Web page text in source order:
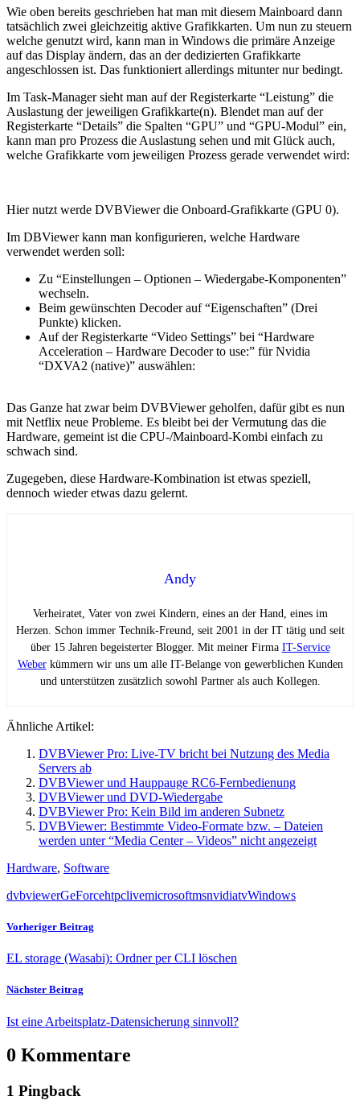
Wie oben bereits geschrieben hat man mit diesem Mainboard dann
tatsächlich zwei gleichzeitig aktive Grafikkarten. Um nun zu steuern
welche genutzt wird, kann man in Windows die primäre Anzeige
auf das Display ändern, das an der dedizierten Grafikkarte
angeschlossen ist. Das funktioniert allerdings mitunter nur bedingt.
Im Task-Manager sieht man auf der Registerkarte “Leistung” die
Auslastung der jeweiligen Grafikkarte(n). Blendet man auf der
Registerkarte “Details” die Spalten “GPU” und “GPU-Modul” ein,
kann man pro Prozess die Auslastung sehen und mit Glück auch,
welche Grafikkarte vom jeweiligen Prozess gerade verwendet wird:
Hier nutzt werde DVBViewer die Onboard-Grafikkarte (GPU 0).
Im DBViewer kann man konfigurieren, welche Hardware
verwendet werden soll:
Zu “Einstellungen – Optionen – Wiedergabe-Komponenten”
wechseln.
Beim gewünschten Decoder auf “Eigenschaften” (Drei
Punkte) klicken.
Auf der Registerkarte “Video Settings” bei “Hardware
Acceleration – Hardware Decoder to use:” für Nvidia
“DXVA2 (native)” auswählen:
Das Ganze hat zwar beim DVBViewer geholfen, dafür gibt es nun
mit Netflix neue Probleme. Es bleibt bei der Vermutung das die
Hardware, gemeint ist die CPU-/Mainboard-Kombi einfach zu
schwach sind.
Zugegeben, diese Hardware-Kombination ist etwas speziell,
dennoch wieder etwas dazu gelernt.
Andy
Verheiratet, Vater von zwei Kindern, eines an der Hand, eines im
Herzen. Schon immer Technik-Freund, seit 2001 in der IT tätig und seit
über 15 Jahren begeisterter Blogger. Mit meiner Firma IT-Service
Weberkümmern wir uns um alle IT-Belange von gewerblichen Kunden
und unterstützen zusätzlich sowohl Partner als auch Kollegen.
Ähnliche Artikel:
DVBViewer Pro: Live-TV bricht bei Nutzung des Media
Servers ab
DVBViewer und Hauppauge RC6-Fernbedienung
DVBViewer und DVD-Wiedergabe
DVBViewer Pro: Kein Bild im anderen Subnetz
DVBViewer: Bestimmte Video-Formate bzw. – Dateien
werden unter “Media Center – Videos” nicht angezeigt
Hardware, Software
dvbviewerGeForcehtpclivemicrosoftmsnvidiatvWindows
Vorheriger Beitrag
EL storage (Wasabi): Ordner per CLI löschen
Nächster Beitrag
Ist eine Arbeitsplatz-Datensicherung sinnvoll?
0 Kommentare
1 Pingback